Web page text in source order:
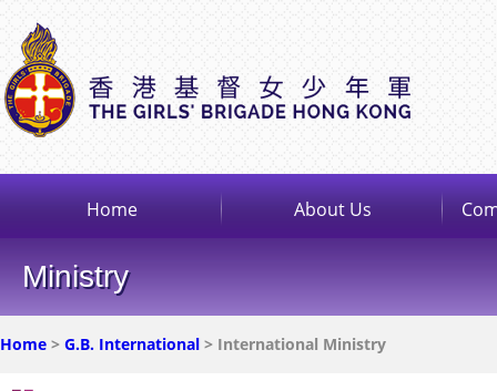
Home About Us
Ministry
Home > G.B. International > International Ministry